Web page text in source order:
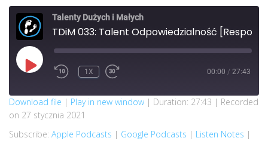
Talenty Dużych i Małych
PLAY
EPISODE
REWIND
1X
SECONDS
00:00 / 27:43
SUBSCRIBE SHARE
Apple Podcasts
Listen Notes RSS
SHARE
Download file | Play in new window | Duration: 27:43 | Recorded
on 27 stycznia 2021
Subscribe: Apple Podcasts | Google Podcasts | Listen Notes |